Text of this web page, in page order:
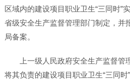
区域内的建设项目职业卫生“三同时”
省级安全生产监督管理部门制定，并
局备案。
上一级人民政府安全生产监督
将其负责的建设项目职业卫生“三同